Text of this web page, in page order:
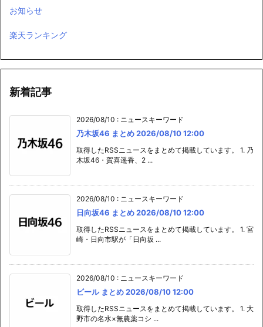
楽天ランキング
新着記事
取得したRSSニュースをまとめて掲載しています。 1. 乃
木坂46・賀喜遥香、2 ...
日向坂46 まとめ 2026/08/10 12:00
取得したRSSニュースをまとめて掲載しています。 1. 宮
崎・日向市駅が「日向坂 ...
ビール まとめ 2026/08/10 12:00
取得したRSSニュースをまとめて掲載しています。 1. 大
野市の名水×無農薬コシ ...